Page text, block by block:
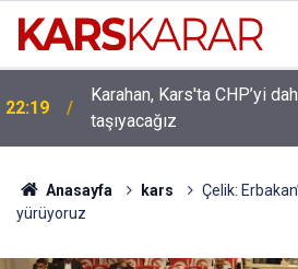
16:15
Uludaşdemir, YENİ
görevine getirildi
Anasayfa kars
Çelik:
yürüyoruz